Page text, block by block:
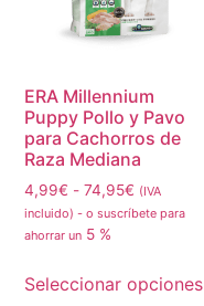
ERA Millennium
Puppy Pollo y Pavo
para Cachorros de
Raza Mediana
4,99€ - 74,95€ (IVA
incluido) - o suscríbete para
ahorrar un 5 %
Seleccionar opciones